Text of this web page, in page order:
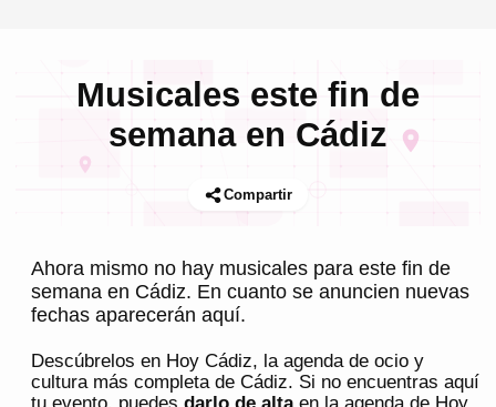
Musicales este fin de
semana en Cádiz
Compartir
Ahora mismo no hay musicales para este fin de
semana en Cádiz. En cuanto se anuncien nuevas
fechas aparecerán aquí.
Descúbrelos en Hoy Cádiz, la agenda de ocio y
cultura más completa de Cádiz. Si no encuentras aquí